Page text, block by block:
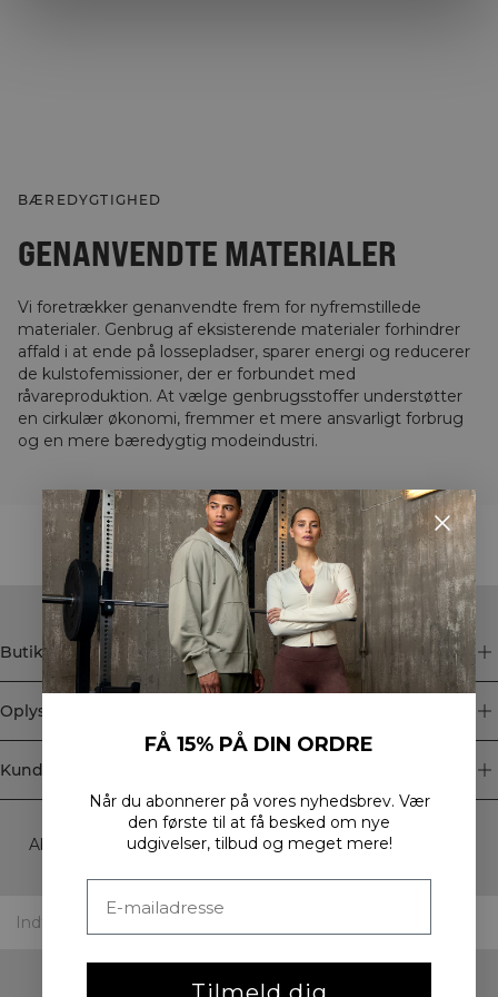
BÆREDYGTIGHED
GENANVENDTE MATERIALER
Vi foretrækker genanvendte frem for nyfremstillede
materialer. Genbrug af eksisterende materialer forhindrer
affald i at ende på lossepladser, sparer energi og reducerer
de kulstofemissioner, der er forbundet med
råvareproduktion. At vælge genbrugsstoffer understøtter
en cirkulær økonomi, fremmer et mere ansvarligt forbrug
og en mere bæredygtig modeindustri.
STYLE WITH
Butik
Oplysninger
Kundeservice
Newsletter
Abonner på vores nyhedsbrev! Få eksklusive tilbud, vores
FÅ 15% PÅ DIN ORDRE
Når du abonnerer på vores nyhedsbrev. Vær
den første til at få besked om nye
udgivelser, tilbud og meget mere!